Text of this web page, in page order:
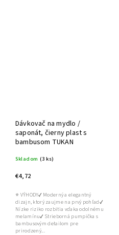
Dávkovač na mydlo /
saponát, čierny plast s
bambusom TUKAN
Skladom (3 ks)
€4,72
⭐ VÝHODY✔ Moderný a elegantný
dizajn, ktorý zaujme na prvý pohľad✔
Nízke riziko rozbitia vďaka odolnému
melamínu✔ Strieborná pumpička s
bambusovým detailom pre
prirodzený...